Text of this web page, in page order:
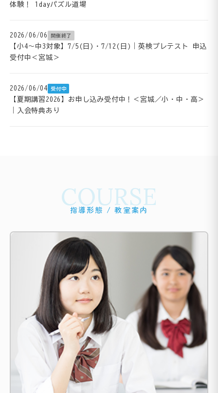
体験！ 1dayパズル道場
2026/06/06 開催終了
【小4～中3対象】7/5(日)・7/12(日)｜英検プレテスト 申込
受付中＜宮城＞
2026/06/04 受付中
【夏期講習2026】お申し込み受付中！＜宮城／小・中・高＞
｜入会特典あり
COURSE
指導形態 / 教室案内